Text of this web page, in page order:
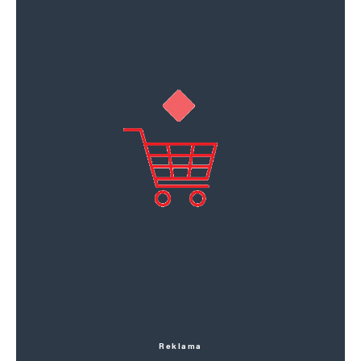
Reklama